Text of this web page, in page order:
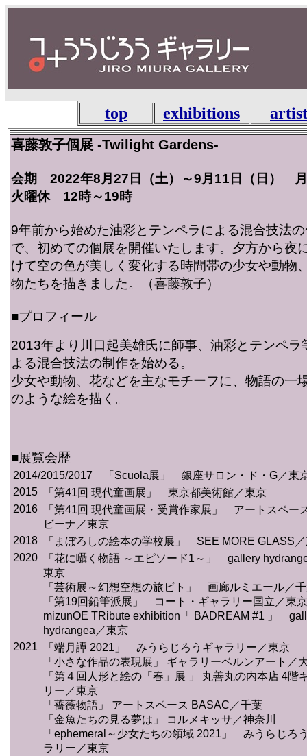
top exhibitions
喜藤敦子個展 -Twilight Gardens-
会期 2022年8月27日（土）～9月11日（日）
火曜休 12時～19時
9年前から始めた油彩とテンペラによる混合技法
で、初めての個展を開催いたします。夕方から夜
けて空の色が美しく変化する時間帯の少女や動物
物たちを描きました。（喜藤敦子）
■プロフィール
2013年より川口起美雄氏に師事、油彩とテンペラ
よる混合技法の制作を始める。
少女や動物、花などを主なモチーフに、物語の一
のような絵を描く。
■展覧会歴
2014/2015/2017 「Scuola展」 銀座サロン・ド・G／東
2015
「第41回 現代童画展」 東京都美術館／東京
2016
「第41回 現代童画展・受賞作家展」 アートスペー
ビーナ／東京
2018
「まぼろしの絵本の学校展」 SEE MORE GLASS
2020
「花に囁く物語 ～エピソード1～」 gallery
東京
「芸術展～幻想空想の旅ビト」 画廊ルミエール／
「第19回鉛筆派展」 コート・ギャラリー国立／東京
mizunOE TRibute exhibition「 BADREAM #1 」
hydrangea／東京
2021
「端月譚 2021」 みうらじろうギャラリー／東京
「 小さな作品の表現展」 ギャラリーベルンアート／
「第４回人形と絵の「春」展 」 丸善丸の内本店 4階
リー／東京
「薔薇物語」 アートスペース BASAC／千葉
「金魚たちの見る夢は」 コルメキッサ／神奈川
「ephemeral～少女たちの領域 2021」 みうらじろ
ラリー／東京